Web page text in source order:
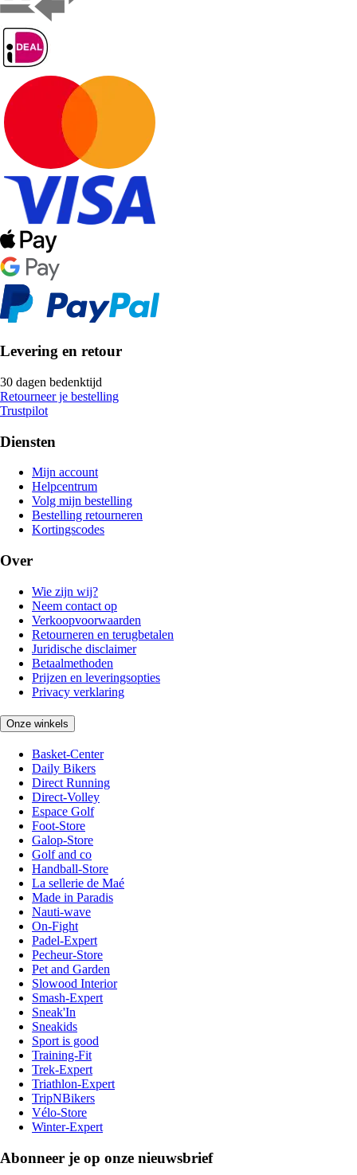
Levering en retour
30 dagen bedenktijd
Retourneer je bestelling
Trustpilot
Diensten
Mijn account
Helpcentrum
Volg mijn bestelling
Bestelling retourneren
Kortingscodes
Over
Wie zijn wij?
Neem contact op
Verkoopvoorwaarden
Retourneren en terugbetalen
Juridische disclaimer
Betaalmethoden
Prijzen en leveringsopties
Privacy verklaring
Onze winkels
Basket-Center
Daily Bikers
Direct Running
Direct-Volley
Espace Golf
Foot-Store
Galop-Store
Golf and co
Handball-Store
La sellerie de Maé
Made in Paradis
Nauti-wave
On-Fight
Padel-Expert
Pecheur-Store
Pet and Garden
Slowood Interior
Smash-Expert
Sneak'In
Sneakids
Sport is good
Training-Fit
Trek-Expert
Triathlon-Expert
TripNBikers
Vélo-Store
Winter-Expert
Abonneer je op onze nieuwsbrief